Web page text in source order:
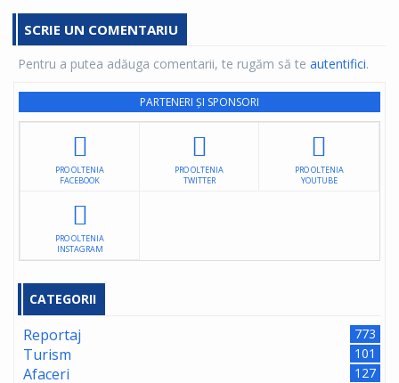
SCRIE UN COMENTARIU
Pentru a putea adăuga comentarii, te rugăm să te autentifici.
PARTENERI ȘI SPONSORI
PRO OLTENIA
FACEBOOK
PRO OLTENIA
TWITTER
PRO OLTENIA
YOUTUBE
PRO OLTENIA
INSTAGRAM
CATEGORII
Reportaj 773
Turism 101
Afaceri 127